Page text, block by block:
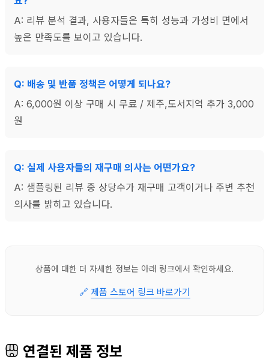
A: 리뷰 분석 결과, 사용자들은 특히 성능과 가성비 면에서
높은 만족도를 보이고 있습니다.
Q: 배송 및 반품 정책은 어떻게 되나요?
A: 6,000원 이상 구매 시 무료 / 제주,도서지역 추가 3,000
원
Q: 실제 사용자들의 재구매 의사는 어떤가요?
A: 샘플링된 리뷰 중 상당수가 재구매 고객이거나 주변 추천
의사를 밝히고 있습니다.
상품에 대한 더 자세한 정보는 아래 링크에서 확인하세요.
🔗 제품 스토어 링크 바로가기
연결된 제품 정보